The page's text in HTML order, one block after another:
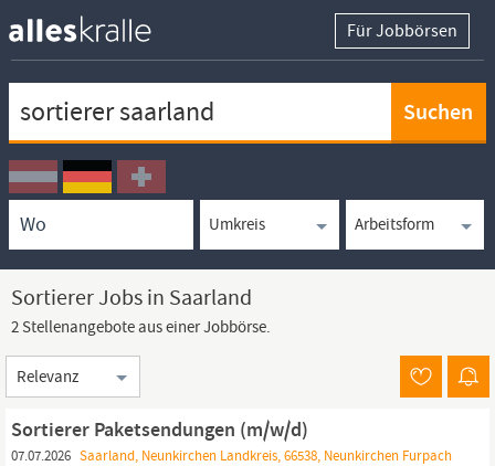
Für Jobbörsen
Ortssuche
Umkreissuche
Arbeitsform
Sortierer Jobs in Saarland
2 Stellenangebote aus einer Jobbörse.
Sortierung
Sortierer Paketsendungen (m/w/d)
07.07.2026 Saarland, Neunkirchen Landkreis, 66538, Neunkirchen Furpach